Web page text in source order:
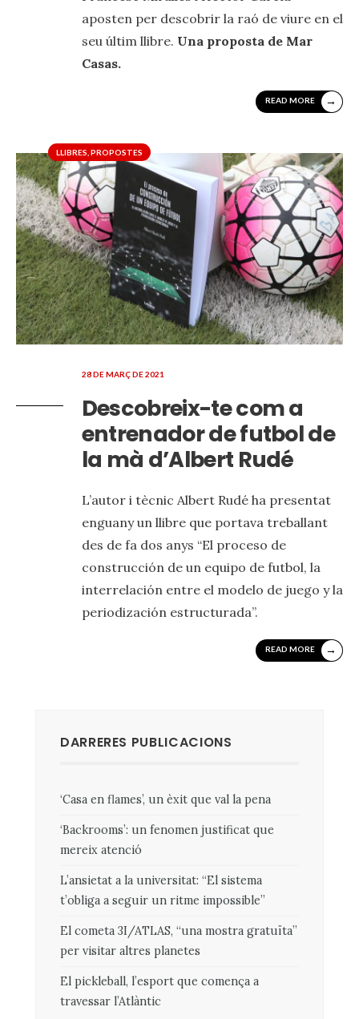
aposten per descobrir la raó de viure en el
seu últim llibre. Una proposta de Mar
Casas.
READ MORE →
LLIBRES PROPOSTES
28 DE MARÇ DE 2021
Descobreix-te com a
entrenador de futbol de
la mà d’Albert Rudé
L’autor i tècnic Albert Rudé ha presentat
enguany un llibre que portava treballant
des de fa dos anys “El proceso de
construcción de un equipo de futbol, la
interrelación entre el modelo de juego y la
periodización estructurada”.
READ MORE →
DARRERES PUBLICACIONS
‘Casa en flames’, un èxit que val la pena
‘Backrooms’: un fenomen justificat que
mereix atenció
L’ansietat a la universitat: “El sistema
t’obliga a seguir un ritme impossible”
El cometa 3I/ATLAS, “una mostra gratuïta”
per visitar altres planetes
El pickleball, l’esport que comença a
travessar l’Atlàntic